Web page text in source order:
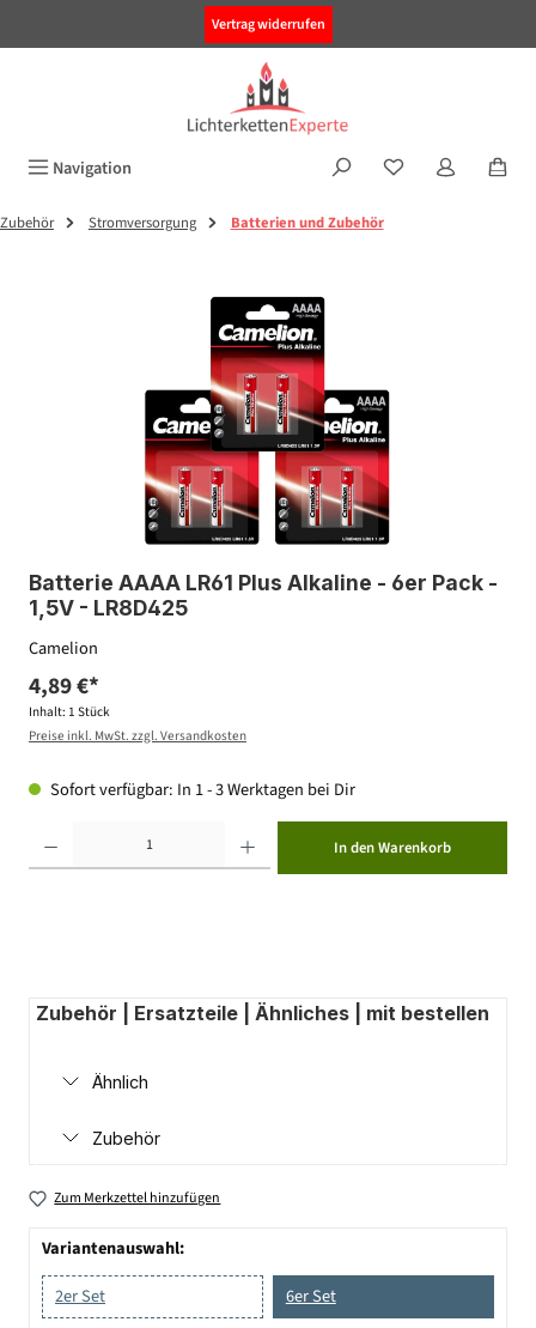
Vertrag widerrufen
Navigation
Zubehör Stromversorgung Batterien und Zubehör
Bildergalerie überspringen
Batterie AAAA LR61 Plus Alkaline - 6er Pack -
1,5V - LR8D425
Camelion
4,89 €*
Inhalt: 1 Stück
Preise inkl. MwSt. zzgl. Versandkosten
Sofort verfügbar: In 1 - 3 Werktagen bei Dir
In den Warenkorb
Zubehör | Ersatzteile | Ähnliches | mit bestellen
Ähnlich
Zubehör
Zum Merkzettel hinzufügen
Variantenauswahl:
2er Set
6er Set